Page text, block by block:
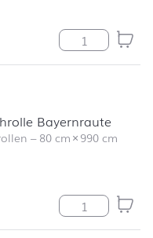
Serviette Uni
Bayernraute
–80 cm×990 cm